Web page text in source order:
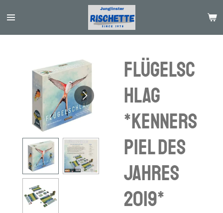
au
Flügelsc
hlag
*Kenners
piel des
Jahres
2019*